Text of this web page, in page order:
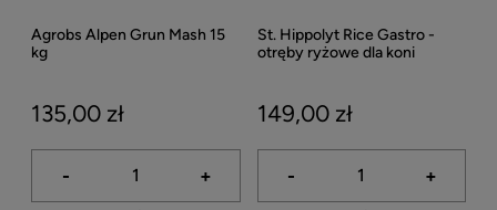
Agrobs Alpen Grun Mash 15
kg
135,00 zł
- +
St. Hippolyt Rice Gastro -
otręby ryżowe dla koni
149,00 zł
- +